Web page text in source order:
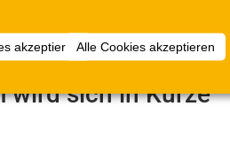
akzeptierenAlle Cookies akzeptieren
wird sich in Kürze